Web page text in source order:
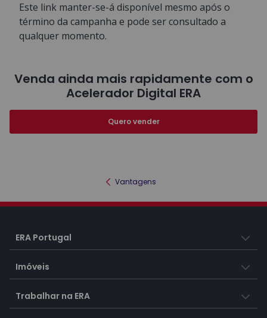
Este link manter-se-á disponível mesmo após o
término da campanha e pode ser consultado a
qualquer momento.
Venda ainda mais rapidamente com o
Acelerador Digital ERA
Quero vender
Vantagens
ERA Portugal
Imóveis
Trabalhar na ERA